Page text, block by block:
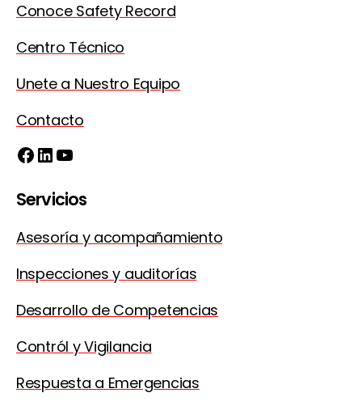
Conoce Safety Record
Centro Técnico
Unete a Nuestro Equipo
Contacto
Facebook
LinkedIn
YouTube
Servicios
Asesoría y acompañamiento
Inspecciones y auditorías
Desarrollo de Competencias
Contról y Vigilancia
Respuesta a Emergencias